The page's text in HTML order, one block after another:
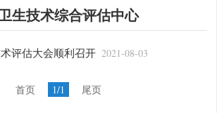
生技术综合评估中心
评估大会顺利召开 2021-08-03
首页 1/1 尾页